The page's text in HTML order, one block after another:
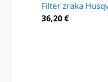
Filter zraka
36,20 €